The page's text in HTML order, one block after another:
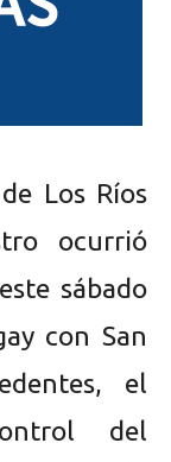
Los Ríos
ocurrió
sábado
con San
el
del